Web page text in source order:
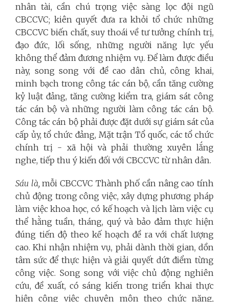
nhân tài, cần chú trọng việc sàng lọc đội ngũ
CBCCVC; kiên quyết đưa ra khỏi tổ chức những
CBCCVC biến chất, suy thoái về tư tưởng chính trị,
đạo đức, lối sống, những người năng lực yếu
không thể đảm đương nhiệm vụ. Để làm được điều
này, song song với đề cao dân chủ, công khai,
minh bạch trong công tác cán bộ, cần tăng cường
kỷ luật đảng, tăng cường kiểm tra, giám sát công
tác cán bộ và những người làm công tác cán bộ.
Công tác cán bộ phải được đặt dưới sự giám sát của
cấp ủy, tổ chức đảng, Mặt trận Tổ quốc, các tổ chức
chính trị - xã hội và phải thường xuyên lắng
nghe, tiếp thu ý kiến đối với CBCCVC từ nhân dân.
Sáu là,mỗi CBCCVC Thành phố cần nâng cao tính
chủ động trong công việc, xây dựng phương pháp
làm việc khoa học, có kế hoạch và lịch làm việc cụ
thể hằng tuần, tháng, quý và bảo đảm thực hiện
đúng tiến độ theo kế hoạch đề ra với chất lượng
cao. Khi nhận nhiệm vụ, phải dành thời gian, dồn
tâm sức để thực hiện và giải quyết dứt điểm từng
công việc. Song song với việc chủ động nghiên
cứu, đề xuất, có sáng kiến trong triển khai thực
hiện công việc chuyên môn theo chức năng,